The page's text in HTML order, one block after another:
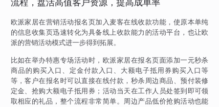
流程，盘活高值客户资源，提高成单率
欧派家居在营销活动报名页加入麦客在线收款功能，使原本单纯
的信息收集页迅速转化为具备线上收款能力的活动平台，也让欧
派的营销活动模式进一步得到拓展。
比如在举办特惠专场活动时，欧派家居在报名页面添加一元秒杀
商品的购买入口、定金付款入口、大额电子抵用券购买入口等
等，客户在报名时可以直接在线付款，秒杀周边商品、预付装修
定金、抢购大额电子抵用券；活动当天在工作人员处签到即可领
取相应的礼品，整个流程非常简单。周边产品低价抢购活动也能